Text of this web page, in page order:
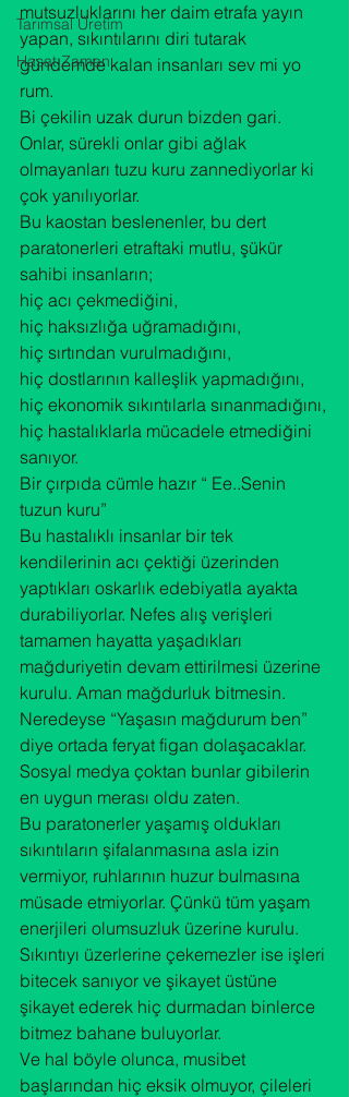
Tarımsal Üretim
Hasat Zamanı
mutsuzluklarını her daim etrafa yayın
yapan, sıkıntılarını diri tutarak
gündemde kalan insanları sev mi yo
rum.
Bi çekilin uzak durun bizden gari.
Onlar, sürekli onlar gibi ağlak
olmayanları tuzu kuru zannediyorlar ki
çok yanılıyorlar.
Bu kaostan beslenenler, bu dert
paratonerleri etraftaki mutlu, şükür
sahibi insanların;
hiç acı çekmediğini,
hiç haksızlığa uğramadığını,
hiç sırtından vurulmadığını,
hiç dostlarının kalleşlik yapmadığını,
hiç ekonomik sıkıntılarla sınanmadığını,
hiç hastalıklarla mücadele etmediğini
sanıyor.
Bir çırpıda cümle hazır “ Ee..Senin
tuzun kuru”
Bu hastalıklı insanlar bir tek
kendilerinin acı çektiği üzerinden
yaptıkları oskarlık edebiyatla ayakta
durabiliyorlar. Nefes alış verişleri
tamamen hayatta yaşadıkları
mağduriyetin devam ettirilmesi üzerine
kurulu. Aman mağdurluk bitmesin.
Neredeyse “Yaşasın mağdurum ben”
diye ortada feryat figan dolaşacaklar.
Sosyal medya çoktan bunlar gibilerin
en uygun merası oldu zaten.
Bu paratonerler yaşamış oldukları
sıkıntıların şifalanmasına asla izin
vermiyor, ruhlarının huzur bulmasına
müsade etmiyorlar. Çünkü tüm yaşam
enerjileri olumsuzluk üzerine kurulu.
Sıkıntıyı üzerlerine çekemezler ise işleri
bitecek sanıyor ve şikayet üstüne
şikayet ederek hiç durmadan binlerce
bitmez bahane buluyorlar.
Ve hal böyle olunca, musibet
başlarından hiç eksik olmuyor, çileleri